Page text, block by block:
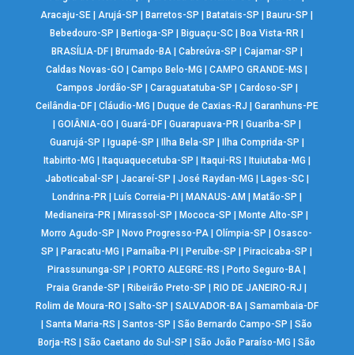
Aracaju-SE |Arujá-SP Barretos-SP Batatais-SP Bauru-SP
Bebedouro-SP
Bertioga-SP Biguaçu-SC Boa Vista-RR
BRASÍLIA-DF| Brumado-BA| Cabreúva-SP Cajamar-SP
Caldas Novas-GO
|Campo Belo-MG |CAMPO GRANDE-MS
Campos Jordão-SP
Caraguatatuba-SP Cardoso-SP
Ceilândia-DF| Cláudio-MG Duque de Caxias-RJ
Garanhuns-PE
GOIÂNIA-GO Guará-DF| Guarapuava-PR| Guariba-SP
Guarujá-SP
Iguapé-SP Ilha Bela-SP Ilha Comprida-SP
Itabirito-MG
Itaquaquecetuba-SP Itaqui-RS Ituiutaba-MG
Jaboticabal-SP
Jacareí-SP José Raydan-MG Lages-SC|
Londrina-PR| Luís Correia-PI MANAUS-AM Matão-SP
Medianeira-PR
Mirassol-SP Mococa-SP Monte Alto-SP
Morro Agudo-SP
Novo Progresso-PA |Olímpia-SP |Osasco-
SP
Paracatu-MG Parnaíba-PI Peruíbe-SP Piracicaba-SP
Pirassununga-SP
PORTO ALEGRE-RS Porto Seguro-BA
Praia Grande-SP
Ribeirão Preto-SP RIO DE JANEIRO-RJ
Rolim de Moura-RO
Salto-SP SALVADOR-BA| Samambaia-DF
|Santa Maria-RS |Santos-SP |São Bernardo Campo-SP |São
Borja-RS
|São Caetano do Sul-SP |São João Paraíso-MG |São